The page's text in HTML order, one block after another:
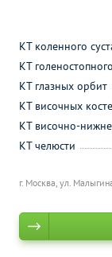
г. Москва, ул.
КТ коленного
КТ
КТ глазных орбит
КТ височных
КТ височно-
КТ челюсти